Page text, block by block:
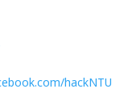
hackNTU